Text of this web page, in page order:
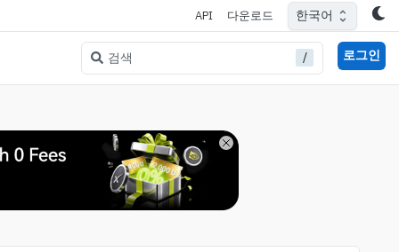
API 다운로드 한국어
검색 / 로그인